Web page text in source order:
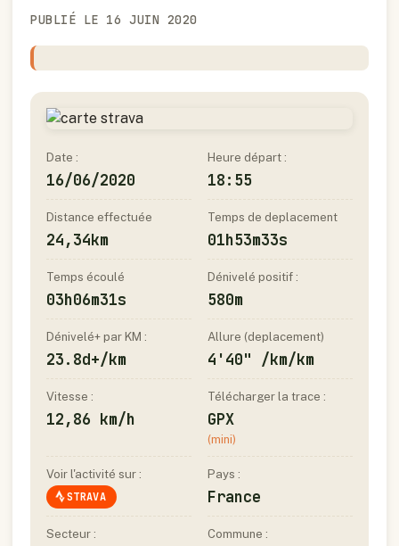
PUBLIÉ LE 16 JUIN 2020
Date :
16/06/2020
Heure départ :
18:55
Distance effectuée
24,34km
Temps de deplacement
01h53m33s
Temps écoulé
03h06m31s
Dénivelé positif :
580m
Dénivelé+ par KM :
23.8d+/km
Allure (deplacement)
4'40" /km/km
Vitesse :
12,86 km/h
Télécharger la trace :
GPX
(mini)
Voir l'activité sur :
STRAVA
Pays :
France
Secteur : Commune :